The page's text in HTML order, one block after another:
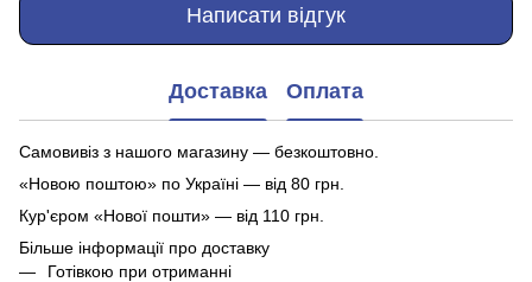
Написати відгук
Доставка Оплата
Самовивіз з нашого магазину — безкоштовно.
«Новою поштою» по Україні — від 80 грн.
Кур'єром «Нової пошти» — від 110 грн.
Більше інформації про доставку
Готівкою при отриманні